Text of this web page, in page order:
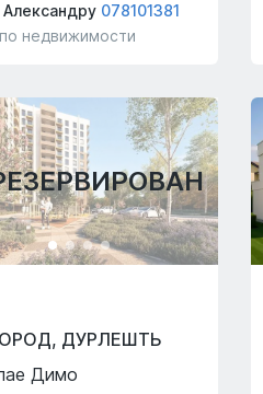
078101381
недвижимости
, ДУРЛЕШТЬ
Димо